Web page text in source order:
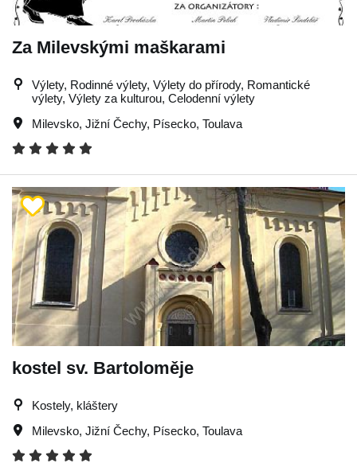
Za Milevskými maškarami
Výlety, Rodinné výlety, Výlety do přírody, Romantické
výlety, Výlety za kulturou, Celodenní výlety
Milevsko, Jižní Čechy, Písecko, Toulava
kostel sv. Bartoloměje
Kostely, kláštery
Milevsko, Jižní Čechy, Písecko, Toulava